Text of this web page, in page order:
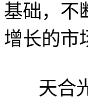
基础，不
增长的市
天合光